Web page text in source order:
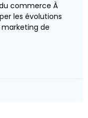
commerce À
les évolutions
de